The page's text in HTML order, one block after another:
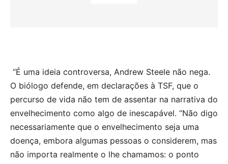
“É uma ideia controversa, Andrew Steele não nega.
O biólogo defende, em declarações à TSF, que o
percurso de vida não tem de assentar na narrativa do
envelhecimento como algo de inescapável. “Não digo
necessariamente que o envelhecimento seja uma
doença, embora algumas pessoas o considerem, mas
não importa realmente o lhe chamamos: o ponto